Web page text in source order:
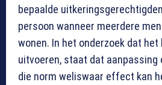
bepaalde
persoon wanneer meerdere
wonen. In het onderzoek dat
uitvoeren, staat dat
die norm weliswaar effect kan